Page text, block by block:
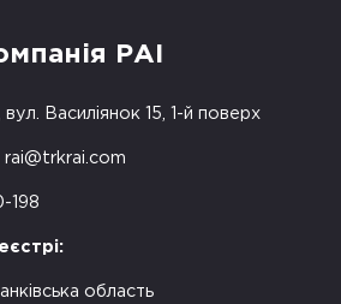
РАІ
Василіянок 15, 1-й поверх
rai@trkrai.com
198
область